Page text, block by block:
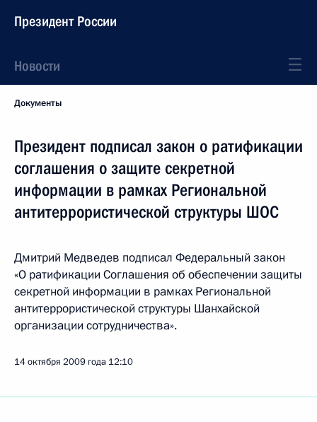
Президент России
Новости
Документы
Президент подписал закон о ратификации
соглашения о защите секретной
информации в рамках Региональной
антитеррористической структуры ШОС
Дмитрий Медведев подписал Федеральный закон
«О ратификации Соглашения об обеспечении защиты
секретной информации в рамках Региональной
антитеррористической структуры Шанхайской
организации сотрудничества».
14 октября 2009 года 12:10